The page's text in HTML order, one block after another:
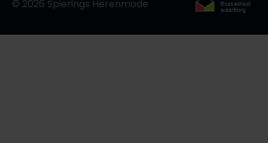
© 2026 Spierings Herenmode